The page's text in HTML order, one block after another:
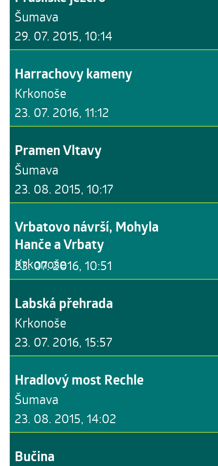
29. 07. 2015, 10:14
Šumava
23. 07. 2016, 11:12
Harrachovy kameny
Krkonoše
23. 08. 2015, 10:17
Pramen Vltavy
Šumava
23. 07. 2016, 10:51
Vrbatovo návrší, Mohyla
Hanče a Vrbaty
Krkonoše
23. 07. 2016, 15:57
Labská přehrada
Krkonoše
23. 08. 2015, 14:02
Hradlový most Rechle
Šumava
Bučina